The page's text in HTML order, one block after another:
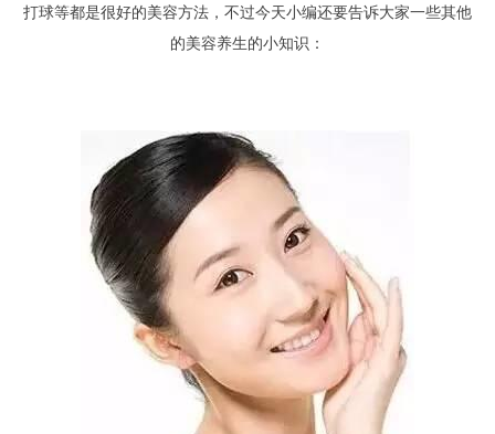
打球等都是很好的美容方法，不过今天小编还要告诉大家一些其他
的美容养生的小知识：